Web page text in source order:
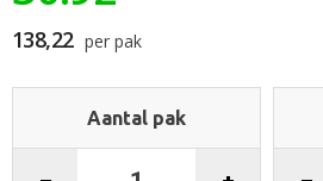
begin
van
de
138,22 per pak
Aantal pak